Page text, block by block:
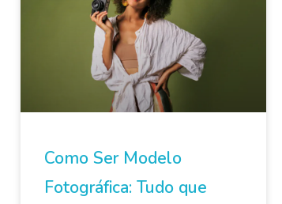
Como Ser Modelo
Fotográfica: Tudo que